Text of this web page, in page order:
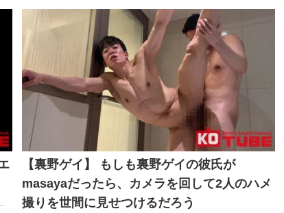
【裏野ゲイ】 もしも裏野ゲイの彼氏が
masayaだったら、カメラを回して2人のハメ
撮りを世間に見せつけるだろう